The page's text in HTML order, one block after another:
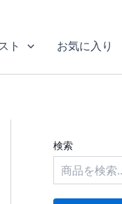
ト お気に入り
検索